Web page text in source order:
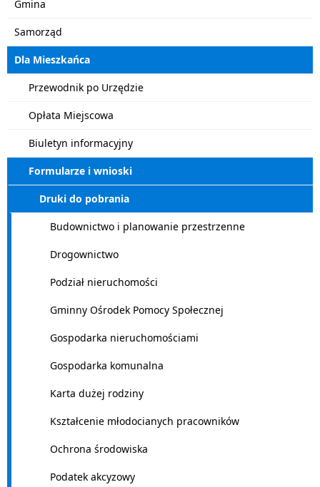
Gmina
Samorząd
Dla Mieszkańca
Przewodnik po Urzędzie
Opłata Miejscowa
Biuletyn informacyjny
Formularze i wnioski
Druki do pobrania
Budownictwo i planowanie przestrzenne
Drogownictwo
Podział nieruchomości
Gminny Ośrodek Pomocy Społecznej
Gospodarka nieruchomościami
Gospodarka komunalna
Karta dużej rodziny
Kształcenie młodocianych pracowników
Ochrona środowiska
Podatek akcyzowy